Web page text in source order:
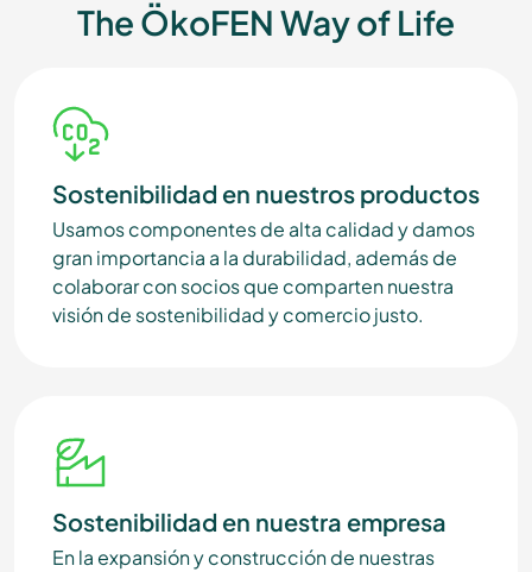
The ÖkoFEN Way of Life
Sostenibilidad en nuestros productos
Usamos componentes de alta calidad y damos
gran importancia a la durabilidad, además de
colaborar con socios que comparten nuestra
visión de sostenibilidad y comercio justo.
Sostenibilidad en nuestra empresa
En la expansión y construcción de nuestras